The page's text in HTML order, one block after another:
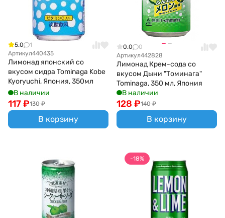
5.0
1
Артикул440435
Лимонад японский со
вкусом сидра Tominaga Kobe
Kyoryuchi, Япония, 350мл
В наличии
130 ₽
117₽
В корзину
0.0
0
Артикул442828
Лимонад Крем-сода со
вкусом Дыни "Томинага"
Tominaga, 350 мл, Япония
В наличии
140 ₽
128 ₽
В корзину
-18%